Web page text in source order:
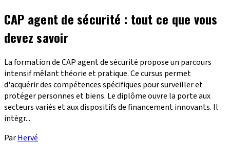
CAP agent de sécurité : tout ce que vous
devez savoir
La formation de CAP agent de sécurité propose un parcours
intensif mêlant théorie et pratique. Ce cursus permet
d'acquérir des compétences spécifiques pour surveiller et
protéger personnes et biens. Le diplôme ouvre la porte aux
secteurs variés et aux dispositifs de financement innovants. Il
intègr...
ParHervé